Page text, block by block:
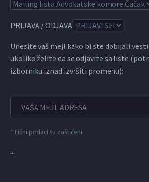
PRIJAVA / ODJAVA
Unesite vaš mejl kako bi ste dobijali vesti
ukoliko želite da se odjavite sa liste
izborniku iznad izvršiti promenu):
* Lični podaci su zaštićeni
...